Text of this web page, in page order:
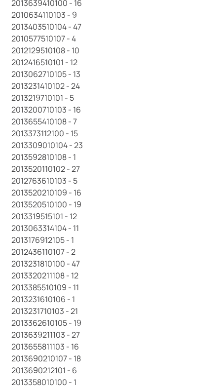
2013639410100 - 16
2010634110103 - 9
2013403510104 - 47
2010577510107 - 4
2012129510108 - 10
2012416510101 - 12
2013062710105 - 13
2013231410102 - 24
2013219710101 - 5
2013200710103 - 16
2013655410108 - 7
2013373112100 - 15
2013309010104 - 23
2013592810108 - 1
2013520110102 - 27
2012763610103 - 5
2013520210109 - 16
2013520510100 - 19
2013319515101 - 12
2013063314104 - 11
2013176912105 - 1
2012436110107 - 2
2013231810100 - 47
2013320211108 - 12
2013385510109 - 11
2013231610106 - 1
2013231710103 - 21
2013362610105 - 19
2013639211103 - 27
2013655811103 - 16
2013690210107 - 18
2013690212101 - 6
2013358010100 - 1